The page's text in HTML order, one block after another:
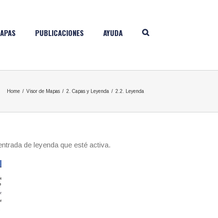
PUBLICACIONES AYUDA
Home / Visor de Mapas / 2. Capas y Leyenda / 2.2. Leyenda
de leyenda que esté activa.